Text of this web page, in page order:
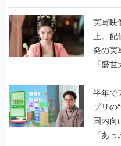
『
んだレ
実写映
上。
発の実
『盛
うこだ
半年でア
プリの
国内向
『あ